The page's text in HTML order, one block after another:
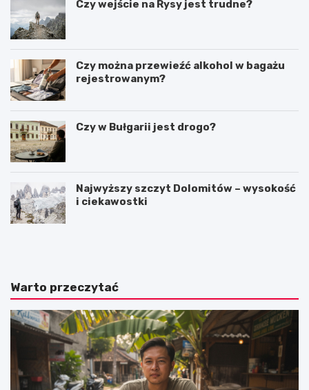
Czy wejście na Rysy jest trudne?
Czy można przewieźć alkohol w bagażu
rejestrowanym?
Czy w Bułgarii jest drogo?
Najwyższy szczyt Dolomitów – wysokość
i ciekawostki
S
i
e
m
z
H
r
i
a
i
Warto przeczytać